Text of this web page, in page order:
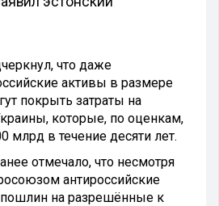
что даже
активы в размере
покрыть затраты на
которые, по оценкам,
млрд в течение десяти лет.
отмечало, что несмотря
антироссийские
на разрешённые к